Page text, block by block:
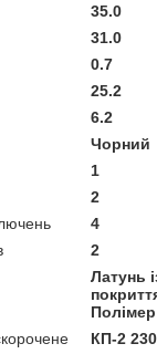
35.0
31.0
0.7
25.2
6.2
Чорний
1
2
4
2
Латунь
Полімер
КП-2